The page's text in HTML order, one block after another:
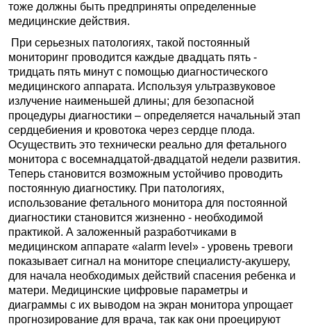
тоже должны быть предприняты определенные
медицинские действия.
При серьезных патологиях, такой постоянный
мониторинг проводится каждые двадцать пять -
тридцать пять минут с помощью диагностического
медицинского аппарата. Используя ультразвуковое
излучение наименьшей длины; для безопасной
процедуры диагностики – определяется начальный этап
сердцебиения и кровотока через сердце плода.
Осуществить это технически реально для фетального
монитора с восемнадцатой-двадцатой недели развития.
Теперь становится возможным устойчиво проводить
постоянную диагностику. При патологиях,
использование фетального монитора для постоянной
диагностики становится жизненно - необходимой
практикой. А заложенный разработчиками в
медицинском аппарате «alarm level» - уровень тревоги
показывает сигнал на мониторе специалисту-акушеру,
для начала необходимых действий спасения ребенка и
матери. Медицинские цифровые параметры и
диаграммы с их выводом на экран монитора упрощает
прогнозирование для врача, так как они проецируют